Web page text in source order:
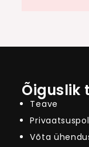
Õiguslik
Teave
Võta